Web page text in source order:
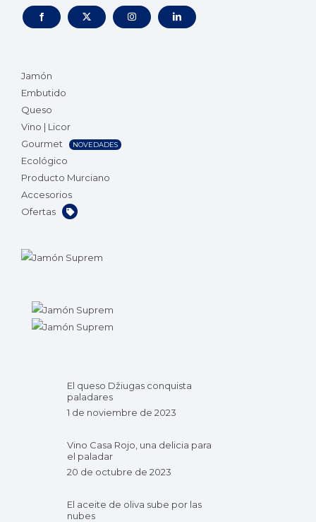
Jamón
Embutido
Queso
Vino | Licor
Gourmet
NOVEDADES
Ecológico
Producto Murciano
Accesorios
Ofertas
El queso Džiugas conquista
paladares
1 de noviembre de 2023
Vino Casa Rojo, una delicia para
el paladar
20 de octubre de 2023
El aceite de oliva sube por las
nubes